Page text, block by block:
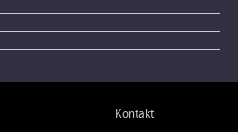
Kontakt